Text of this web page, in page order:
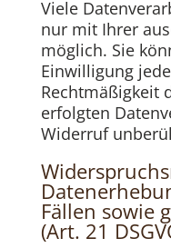
Viele
nur mit Ihrer
möglich. Sie
Einwilligung
Rechtmäßigkeit
erfolgten
Widerruf
Fällen sowie
(Art. 21